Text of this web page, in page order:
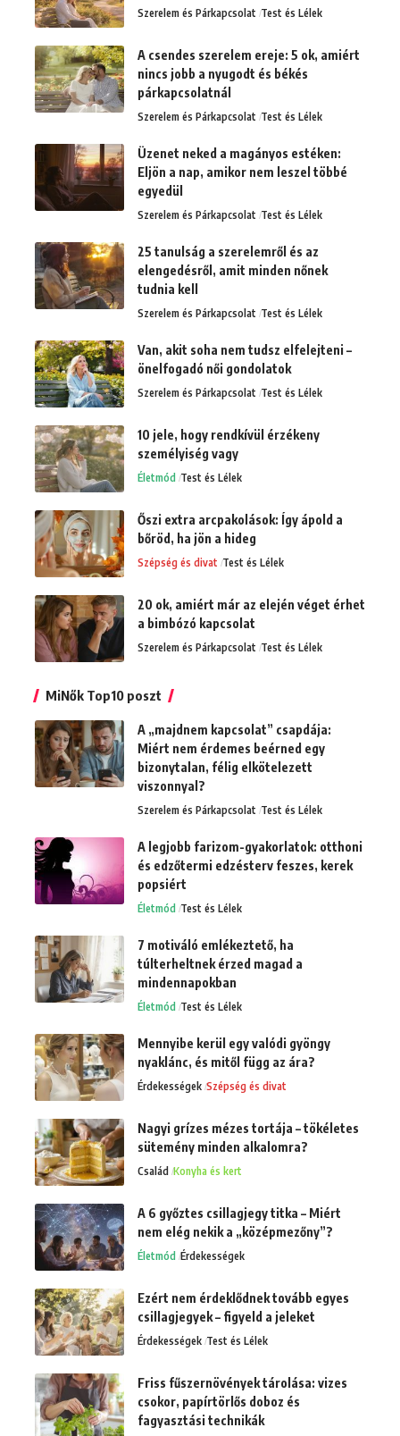
Szerelem és Párkapcsolat Test és Lélek
A csendes szerelem ereje: 5 ok, amiért
nincs jobb a nyugodt és békés
párkapcsolatnál
Szerelem és Párkapcsolat Test és Lélek
Üzenet neked a magányos estéken:
Eljön a nap, amikor nem leszel többé
egyedül
Szerelem és Párkapcsolat Test és Lélek
25 tanulság a szerelemről és az
elengedésről, amit minden nőnek
tudnia kell
Szerelem és Párkapcsolat Test és Lélek
Van, akit soha nem tudsz elfelejteni –
önelfogadó női gondolatok
Szerelem és Párkapcsolat Test és Lélek
10 jele, hogy rendkívül érzékeny
személyiség vagy
Életmód Test és Lélek
Őszi extra arcpakolások: Így ápold a
bőröd, ha jön a hideg
Szépség és divat Test és Lélek
20 ok, amiért már az elején véget érhet
a bimbózó kapcsolat
Szerelem és Párkapcsolat Test és Lélek
MiNők Top10 poszt
A „majdnem kapcsolat” csapdája:
Miért nem érdemes beérned egy
bizonytalan, félig elkötelezett
viszonnyal?
Szerelem és Párkapcsolat Test és Lélek
A legjobb farizom-gyakorlatok: otthoni
és edzőtermi edzésterv feszes, kerek
popsiért
Életmód Test és Lélek
7 motiváló emlékeztető, ha
túlterheltnek érzed magad a
mindennapokban
Életmód Test és Lélek
Mennyibe kerül egy valódi gyöngy
nyaklánc, és mitől függ az ára?
Érdekességek Szépség és divat
Nagyi grízes mézes tortája – tökéletes
sütemény minden alkalomra?
Család Konyha és kert
A 6 győztes csillagjegy titka – Miért
nem elég nekik a „középmezőny”?
Életmód Érdekességek
Ezért nem érdeklődnek tovább egyes
csillagjegyek – figyeld a jeleket
Érdekességek Test és Lélek
Friss fűszernövények tárolása: vizes
csokor, papírtörlős doboz és
fagyasztási technikák